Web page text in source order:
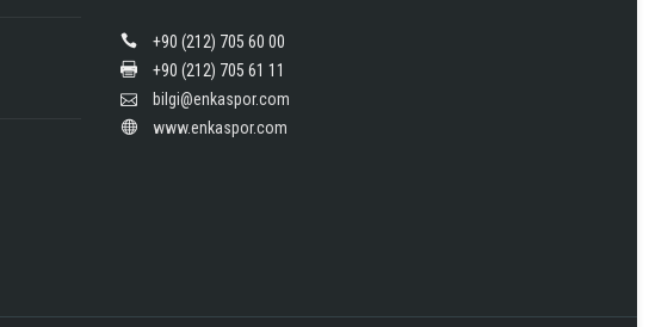
+90 (212) 705 60 00
+90 (212) 705 61 11
bilgi@enkaspor.com
www.enkaspor.com